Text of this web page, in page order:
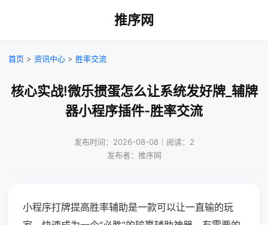
推序网
首页 > 资讯中心 > 胜率交流
核心实战!微乐掼蛋怎么让系统发好牌_辅牌
器小程序插件-胜率交流
发布时间：2026-08-08｜阅读：2
发布者：推序网
小程序打牌提高胜率辅助是一款可以让一直输的玩